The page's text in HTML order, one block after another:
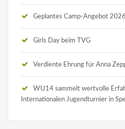
Geplantes Camp-Angebot
Girls Day beim TVG
Verdiente Ehrung für Anna
WU14 sammelt wertvolle
Internationalen Jugendturnier in